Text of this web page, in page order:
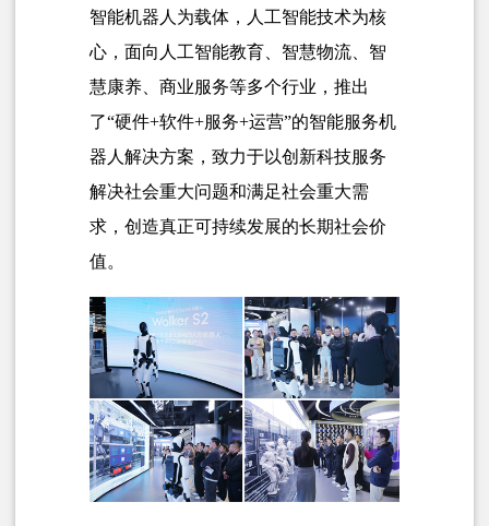
智能机器人为载体，人工智能技术为核
心，面向人工智能教育、智慧物流、智
慧康养、商业服务等多个行业，推出
了“硬件+软件+服务+运营”的智能服务机
器人解决方案，致力于以创新科技服务
解决社会重大问题和满足社会重大需
求，创造真正可持续发展的长期社会价
值。